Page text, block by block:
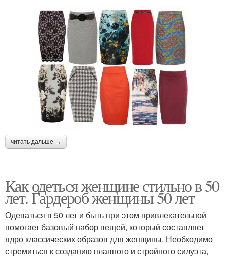
читать дальше →
Как одеться женщине стильно в 50
лет. Гардероб женщины 50 лет
Одеваться в 50 лет и быть при этом привлекательной
помогает базовый набор вещей, который составляет
ядро классических образов для женщины. Необходимо
стремиться к созданию плавного и стройного силуэта,